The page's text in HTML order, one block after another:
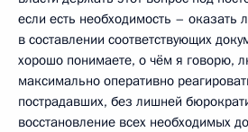
если есть необходимость –
в составлении соответствующих
хорошо понимаете, о чём я говорю,
максимально оперативно
пострадавших, без лишней
восстановление всех необходимых